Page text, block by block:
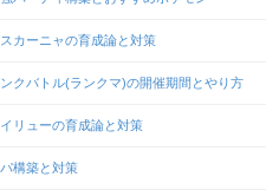
カーニャの育成論と対策
クバトル(ランクマ)の開催期間とやり方
リューの育成論と対策
構築と対策